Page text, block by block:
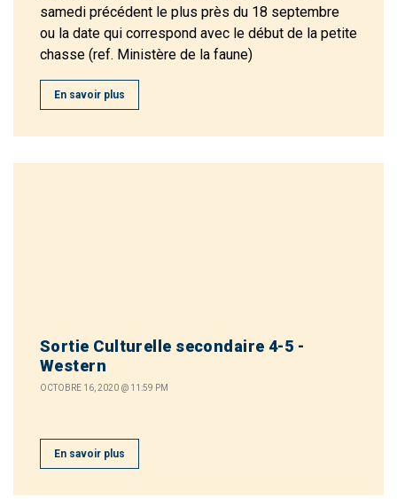
samedi précédent le plus près du 18 septembre
ou la date qui correspond avec le début de la petite
chasse (ref. Ministère de la faune)
En savoir plus
Sortie Culturelle secondaire 4-5 -
Western
OCTOBRE 16, 2020 @ 11:59 PM
En savoir plus